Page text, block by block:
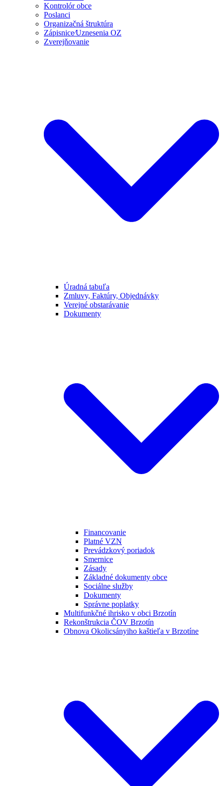
Kontrolór obce
Poslanci
Organizačná štruktúra
Zápisnice⁄Uznesenia OZ
Zverejňovanie
Úradná tabuľa
Zmluvy, Faktúry, Objednávky
Verejné obstarávanie
Dokumenty
Financovanie
Platné VZN
Prevádzkový poriadok
Smernice
Zásady
Základné dokumenty obce
Sociálne služby
Dokumenty
Správne poplatky
Multifunkčné ihrisko v obci Brzotín
Rekonštrukcia ČOV Brzotín
Obnova Okolicsányiho kaštieľa v Brzotíne